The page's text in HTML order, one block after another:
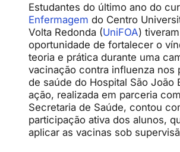
Estudantes do último ano do
Enfermagem do Centro
Volta Redonda (UniFOA)
oportunidade de fortalecer o
teoria e prática durante uma
vacinação contra influenza nos
de saúde do Hospital São João
ação, realizada em parceria
Secretaria de Saúde, contou
participação ativa dos alunos,
aplicar as vacinas sob